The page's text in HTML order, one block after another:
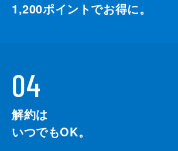
1,200ポイントでお得に。
04
解約は
いつでもOK。